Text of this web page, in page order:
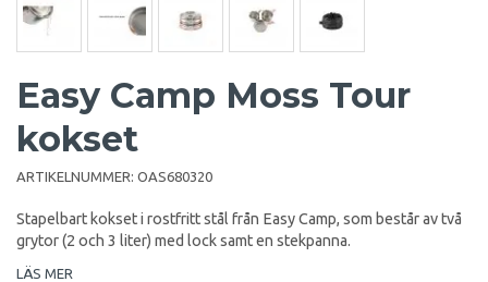
Easy Camp Moss Tour
kokset
ARTIKELNUMMER: OAS680320
Stapelbart kokset i rostfritt stål från Easy Camp, som består av två
grytor (2 och 3 liter) med lock samt en stekpanna.
LÄS MER